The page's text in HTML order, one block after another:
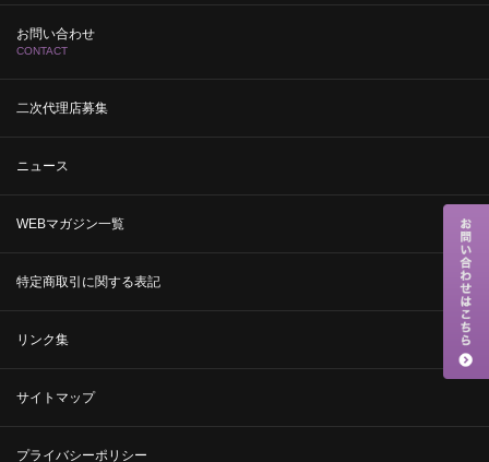
お問い合わせ
CONTACT
二次代理店募集
ニュース
WEBマガジン一覧
特定商取引に関する表記
リンク集
サイトマップ
プライバシーポリシー